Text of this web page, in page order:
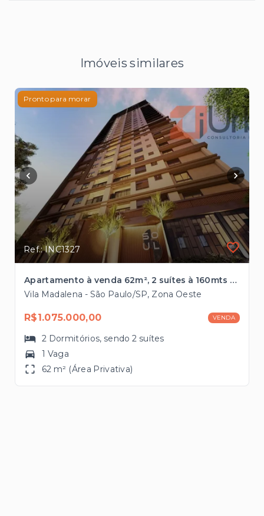
Imóveis similares
Pronto para morar
Ref.: INC1327
Apartamento à venda 62m², 2 suítes à 160mts do Metrô Vila Madalena
Vila Madalena - São Paulo/SP, Zona Oeste
R$1.075.000,00 VENDA
2 Dormitórios, sendo2 suítes
1 Vaga
62 m² (Área Privativa)